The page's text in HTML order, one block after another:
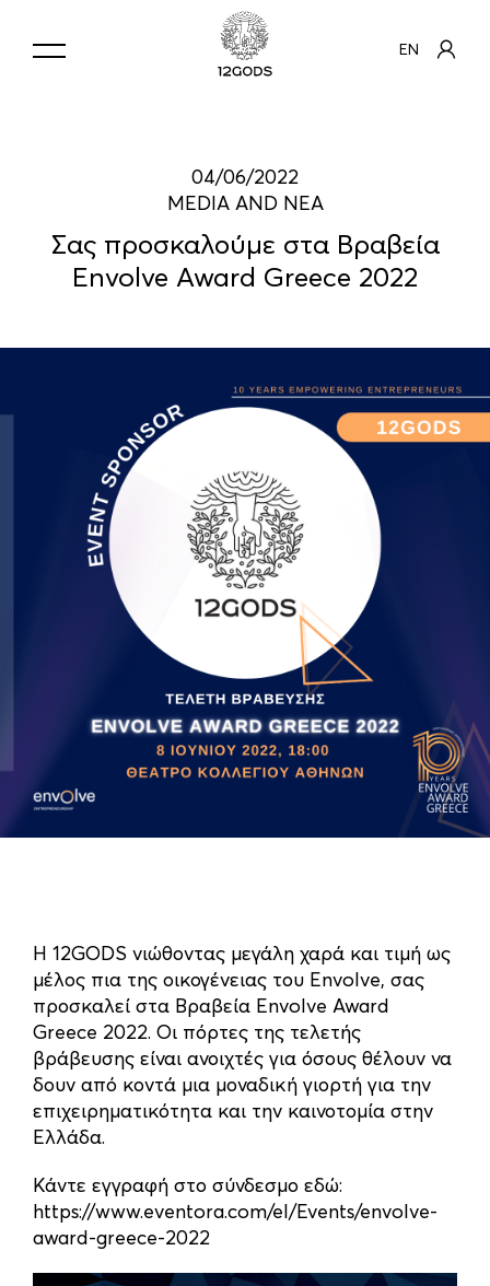
EN
04/06/2022
MEDIA AND ΝΕΑ
Σας προσκαλούμε στα Βραβεία
Envolve Award Greece 2022
Η 12GODS νιώθοντας μεγάλη χαρά και τιμή ως
μέλος πια της οικογένειας του Envolve, σας
προσκαλεί στα Βραβεία Envolve Award
Greece 2022. Οι πόρτες της τελετής
βράβευσης είναι ανοιχτές για όσους θέλουν να
δουν από κοντά μια μοναδική γιορτή για την
επιχειρηματικότητα και την καινοτομία στην
Ελλάδα.
Κάντε εγγραφή στο σύνδεσμο εδώ:
https://www.eventora.com/el/Events/envolve-
award-greece-2022